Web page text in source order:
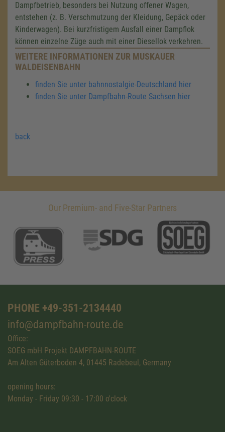
Dampfbetrieb, besonders bei Nutzung offener Wagen,
entstehen (z. B. Verschmutzung der Kleidung, Gepäck oder
Kinderwagen). Bei kurzfristigem Ausfall einer Dampflok
können einzelne Züge auch mit einer Diesellok verkehren.
WEITERE INFORMATIONEN ZUR MUSKAUER
WALDEISENBAHN
finden Sie unter bahnnostalgie-Deutschland hier
finden Sie unter Dampfbahn-Route Sachsen hier
back
Our Premium- and Five-Star Partners
PHONE +49-351-2134440
info@dampfbahn-route.de
Office:
SOEG mbH Projekt DAMPFBAHN-ROUTE
Am Alten Güterboden 4, 01445 Radebeul, Germany
opening hours:
Monday - Friday 09:30 - 17:00 o'clock